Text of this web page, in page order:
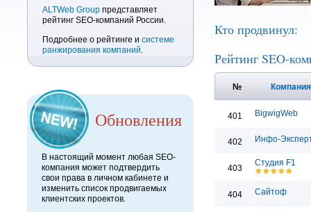
ALTWeb Group представляет
рейтинг SEO-компаний России.
Подробнее о рейтинге и системе
ранжирования компаний.
Обновления
В настоящий момент любая SEO-
компания может подтвердить
свои права в личном кабинете и
изменить список продвигаемых
клиентских проектов.
Кто продвинул:
Рейтинг SEO-
№
401 BigwigWeb
402 Инфо-
403
Студия F1
404 Сайтоф